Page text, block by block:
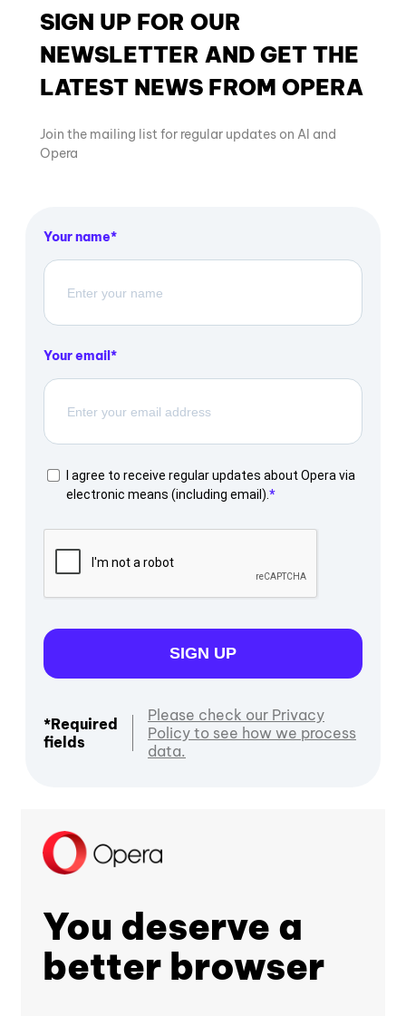
SIGN UP FOR OUR
NEWSLETTER AND GET THE
LATEST NEWS FROM OPERA
Join the mailing list for regular updates on AI and
Opera
Your name
Your email
I agree to receive regular updates about Opera via
electronic means (including email).
SIGN UP
*Required
fields
Please check our Privacy
Policy to see how we process
data.
You deserve a
better browser